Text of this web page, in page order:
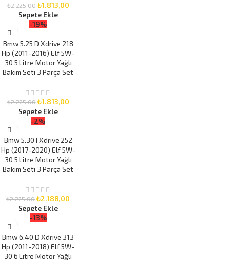
₺2.225,00 ₺1.813,00
Sepete Ekle
-19%
Bmw 5.25 D Xdrive 218
Hp (2011-2016) Elf 5W-
30 5 Litre Motor Yağlı
Bakım Seti 3 Parça Set
₺2.225,00 ₺1.813,00
Sepete Ekle
-2%
Bmw 5.30 I Xdrive 252
Hp (2017-2020) Elf 5W-
30 5 Litre Motor Yağlı
Bakım Seti 3 Parça Set
₺2.225,00₺2.188,00
Sepete Ekle
-13%
Bmw 6.40 D Xdrive 313
Hp (2011-2018) Elf 5W-
30 6 Litre Motor Yağlı